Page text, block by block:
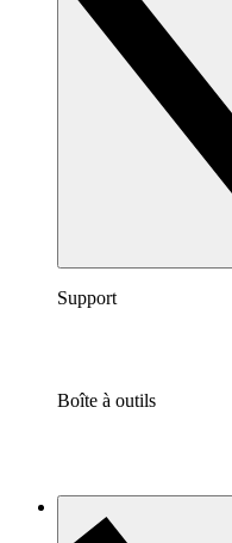
Support
Boîte à outils